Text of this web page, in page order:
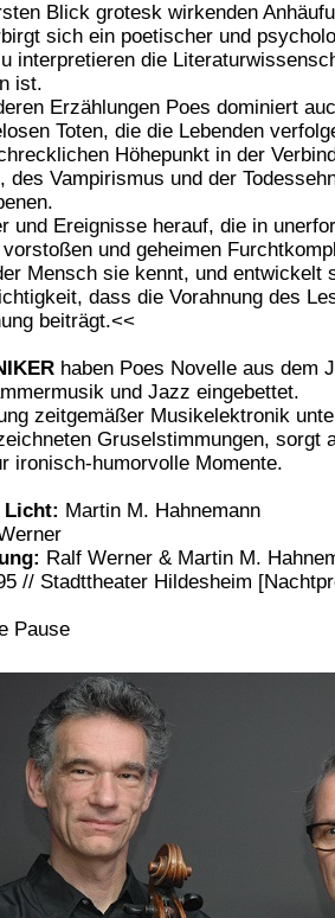
Blick grotesk wirkenden
sich ein poetischer und
interpretieren die
ist.
Erzählungen Poes dominiert
Toten, die die Lebenden
Höhepunkt in der
des Vampirismus und der
und Ereignisse herauf, die in
und geheimen
Mensch sie kennt, und entwickelt
dass die Vorahnung des
beiträgt.<<
haben Poes Novelle aus dem
und Jazz eingebettet.
zeitgemäßer Musikelektronik
Gruselstimmungen, sorgt
ironisch-humorvolle Momente.
Licht: Martin M. Hahnemann
Ralf Werner & Martin M.
// Stadttheater Hildesheim
Pause